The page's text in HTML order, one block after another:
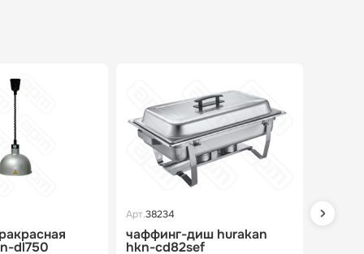
dl750
Арт.38234
чаффинг-диш hurakan
hkn-cd82sef
Арт.